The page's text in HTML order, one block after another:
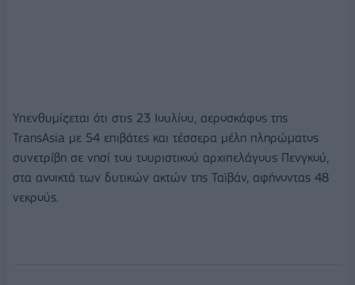
Υπενθυμίζεται ότι στις 23 Ιουλίου, αεροσκάφος της
TransΑsia με 54 επιβάτες και τέσσερα μέλη πληρώματος
συνετρίβη σε νησί του τουριστικού αρχιπελάγους Πενγκού,
στα ανοικτά των δυτικών ακτών της Ταϊβάν, αφήνοντας 48
νεκρούς.